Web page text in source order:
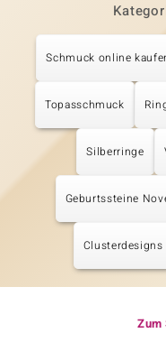
Schmuck online
Topasschmuck
Silberringe
Geburtssteine
Clusterdesigns
Zum